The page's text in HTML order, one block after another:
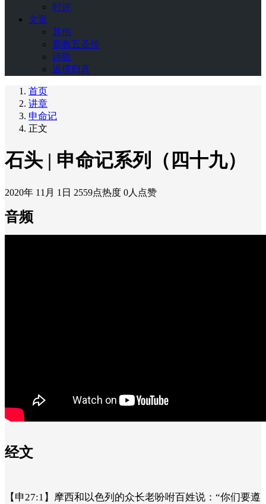
时评
文章
其他
新教五圣传
诗歌
返璞归真
首页
讲章
申命记
正文
石头 | 申命记系列（四十九）
2020年 11月 1日 2559点热度 0人点赞
音频
经文
【申27:1】摩西和以色列的众长老吩咐百姓说：“你们要遵